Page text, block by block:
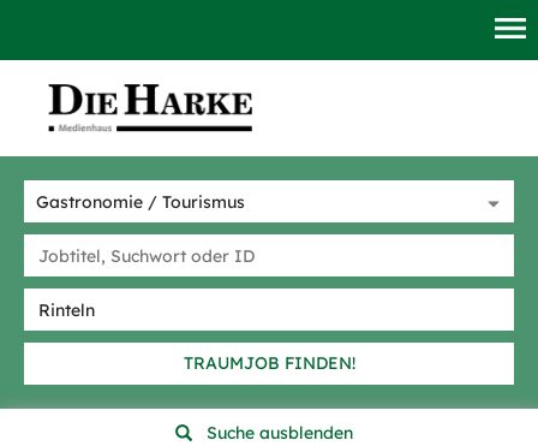
TRAUMJOB FINDEN!
Suche ausblenden